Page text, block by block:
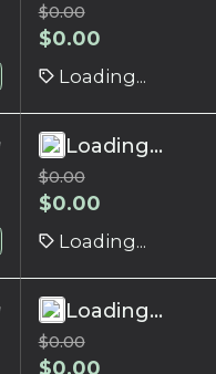
$0.00
$0.00
Loading...
Loading...
$0.00
$0.00
Loading...
Loading...
$0.00
$0.00